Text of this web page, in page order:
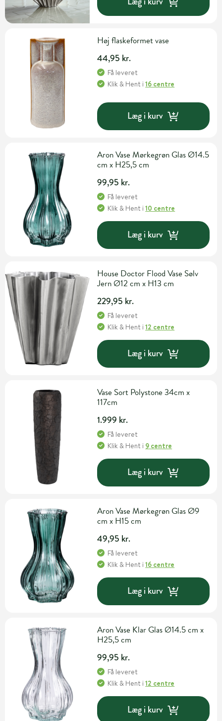
Høj flaskeformet vase
44,95 kr.
Få leveret
Klik & Hent i16 centre
Læg i kurv
Aron Vase Mørkegrøn Glas Ø14.5
cm x H25,5 cm
99,95 kr.
Få leveret
Klik & Hent i10 centre
Læg i kurv
House Doctor Flood Vase Sølv
Jern Ø12 cm x H13 cm
229,95 kr.
Få leveret
Klik & Hent i12 centre
Læg i kurv
Vase Sort Polystone 34cm x
117cm
1.999 kr.
Få leveret
Klik & Hent i 9 centre
Læg i kurv
Aron Vase Mørkegrøn Glas Ø9
cm x H15 cm
49,95 kr.
Få leveret
Klik & Hent i16 centre
Læg i kurv
Aron Vase Klar Glas Ø14.5 cm x
H25,5 cm
99,95 kr.
Få leveret
Klik & Hent i12 centre
Læg i kurv